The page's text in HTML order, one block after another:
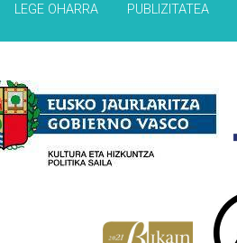
LEGE OHARRA PUBLIZITATEA